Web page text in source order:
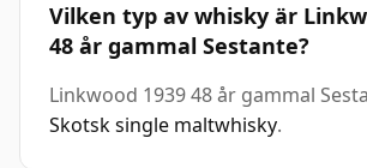
Vilken typ av whisky är
48 år gammal Sestante?
Linkwood 1939 48 år gammal
Skotsk single maltwhisky.